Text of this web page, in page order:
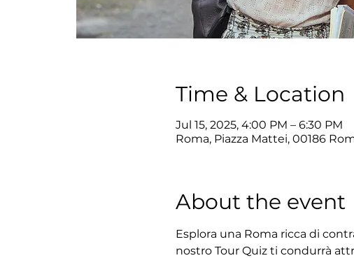
Time & Location
Jul 15, 2025, 4:00 PM – 6:30 PM
Roma, Piazza Mattei, 00186
About the event
Esplora una Roma ricca di
nostro Tour Quiz ti condurrà